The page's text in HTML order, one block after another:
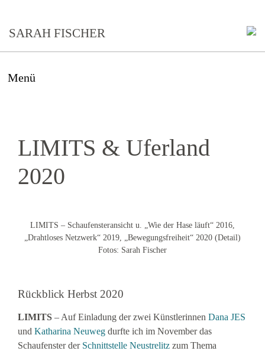
SARAH FISCHER
Menü
LIMITS & Uferland
2020
LIMITS – Schaufensteransicht u. „Wie der Hase läuft“ 2016,
„Drahtloses Netzwerk“ 2019, „Bewegungsfreiheit“ 2020 (Detail)
Fotos: Sarah Fischer
Rückblick Herbst 2020
LIMITS – Auf Einladung der zwei Künstlerinnen Dana JES
und Katharina Neuweg durfte ich im November das
Schaufenster der Schnittstelle Neustrelitz zum Thema